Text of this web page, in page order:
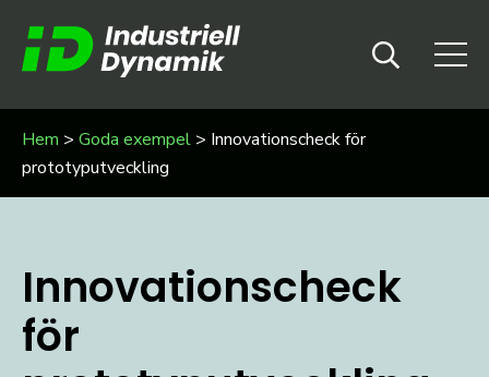
Hem > Goda exempel > Innovationscheck för
prototyputveckling
Innovationscheck
för